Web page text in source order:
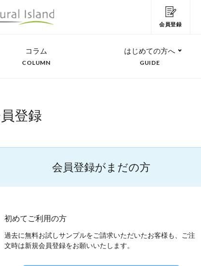
会員登録
コラム
COLUMN
はじめての方へ
GUIDE
登録
会員登録がまだの方
初めてご利用の方
過去に無料お試しサンプルをご請求いただいたお客様も、ご注
文時は新規会員登録をお願いいたします。